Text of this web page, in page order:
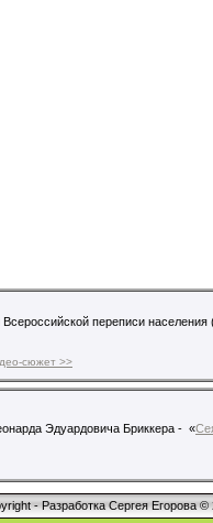
Всероссийской переписи
сюжет >>
Эдуардовича Бриккера - «
- Разработка Сергея Егорова ©